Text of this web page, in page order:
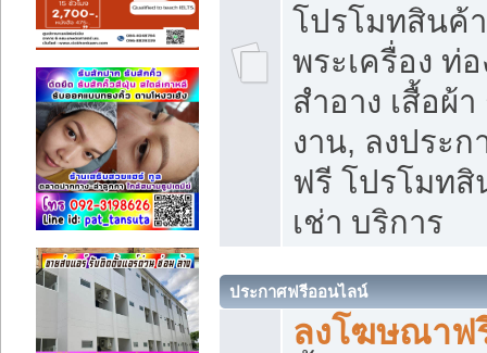
โปรโมทสินค้
พระเครื่อง ท่อ
สำอาง เสื้อผ้
งาน, ลงประ
ฟรี โปรโมท
เช่า บริการ
ประกาศฟรีออนไลน์
ลงโฆษณาฟ